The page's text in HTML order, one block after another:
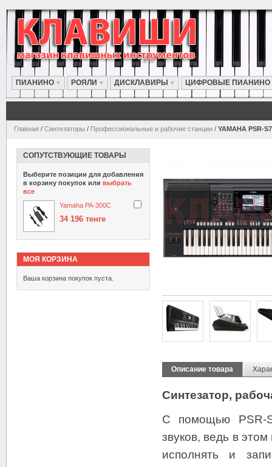
ПИАНИНО РОЯЛИ ДИСКЛАВИРЫ ЦИФРОВЫЕ ПИАНИНО
Главная / Синтезаторы / Профессиональные и рабочие станции / YAMAHA PSR-
Описание товара
Синтезатор,
С помощью PSR-
звуков, ведь в
исполнять и
СОПУТСТВУЮЩИЕ ТОВАРЫ
Выберите позиции для добавления
в корзину покупок или выбрать
все
Yamaha PA-300С
34 196 тенге
МОЯ КОРЗИНА
Ваша корзина покупок пуста.